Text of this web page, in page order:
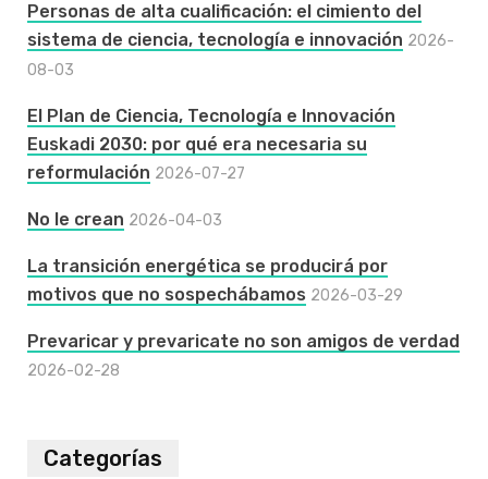
Personas de alta cualificación: el cimiento del
sistema de ciencia, tecnología e innovación 2026-
08-03
El Plan de Ciencia, Tecnología e Innovación
Euskadi 2030: por qué era necesaria su
reformulación 2026-07-27
No le crean 2026-04-03
La transición energética se producirá por
motivos que no sospechábamos 2026-03-29
Prevaricar y prevaricate no son amigos de verdad
2026-02-28
Categorías